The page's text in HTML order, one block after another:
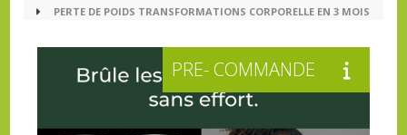
PERTE DE POIDS TRANSFORMATIONS CORPORELLE EN 3 MOIS